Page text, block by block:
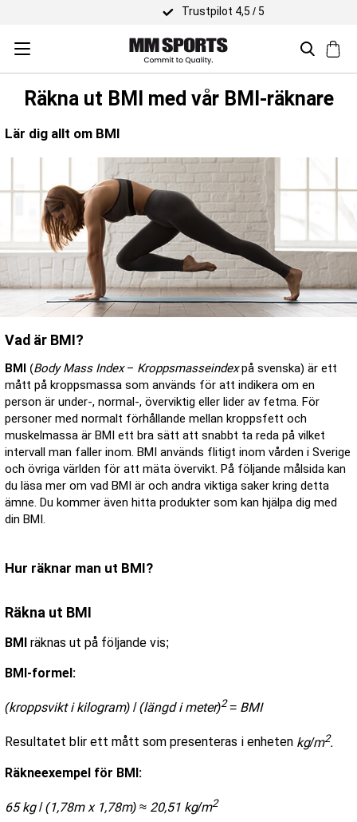
Trustpilot 4,5 / 5
Räkna ut BMI med vår BMI-räknare
Lär dig allt om BMI
Vad är BMI?
BMI (Body Mass Index– Kroppsmasseindexpå svenska) är ett
mått på kroppsmassa som används för att indikera om en
person är under-, normal-, överviktig eller lider av fetma. För
personer med normalt förhållande mellan kroppsfett och
muskelmassa är BMI ett bra sätt att snabbt ta reda på vilket
intervall man faller inom. BMI används flitigt inom vården i Sverige
och övriga världen för att mäta övervikt. På följande målsida kan
du läsa mer om vad BMI är och andra viktiga saker kring detta
ämne. Du kommer även hitta produkter som kan hjälpa dig med
din BMI.
Hur räknar man ut BMI?
Räkna ut BMI
BMI räknas ut på följande vis;
BMI-formel:
(kroppsvikt i kilogram) /(längd i meter)2= BMI
Resultatet blir ett mått som presenteras i enheten kg/m2.
Räkneexempel för BMI:
65 kg/(1,78m x 1,78m) ≈ 20,51 kg/m2